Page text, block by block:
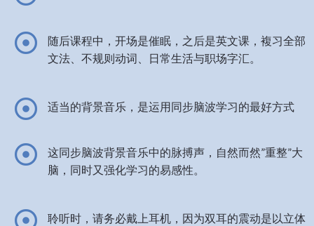
随后课程中，开场是催眠，之后是英文课，複习全部
文法、不规则动词、日常生活与职场字汇。
适当的背景音乐，是运用同步脑波学习的最好方式
这同步脑波背景音乐中的脉搏声，自然而然”重整”大
脑，同时又强化学习的易感性。
聆听时，请务必戴上耳机，因为双耳的震动是以立体